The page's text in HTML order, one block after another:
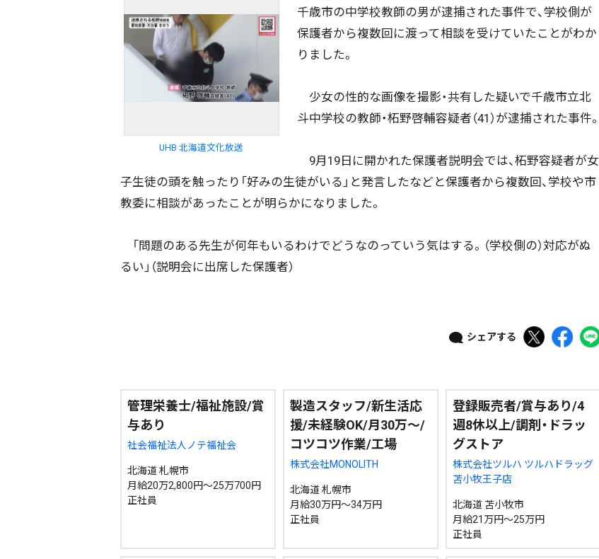
UHB 北海道文化放送
千歳市の中学校教師の男が逮捕された事件で、学校側が
保護者から複数回に渡って相談を受けていたことがわか
りました。
少女の性的な画像を撮影・共有した疑いで千歳市立北
斗中学校の教師・柘野啓輔容疑者（41）が逮捕された事件。
9月19日に開かれた保護者説明会では、柘野容疑者が女
子生徒の頭を触ったり「好みの生徒がいる」と発言したなどと保護者から複数回、学校や市
教委に相談があったことが明らかになりました。
「問題のある先生が何年もいるわけでどうなのっていう気はする。（学校側の）対応がぬ
るい」（説明会に出席した保護者）
シェアする
管理栄養士/福祉施設/賞
与あり
社会福祉法人ノテ福祉会
北海道 札幌市
月給20万2,800円～25万700円
正社員
製造スタッフ/新生活応
援/未経験OK/月30万～/
コツコツ作業/工場
株式会社MONOLITH
北海道 札幌市
月給30万円～34万円
正社員
登録販売者/賞与あり/4
週8休以上/調剤・ドラッ
グストア
株式会社ツルハ ツルハドラッグ
苫小牧王子店
北海道 苫小牧市
月給21万円～25万円
正社員
ニュース記事を探す
きのう 08月03日 08月02日
絞り込み検索